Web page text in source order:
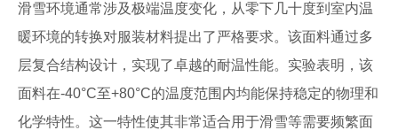
滑雪环境通常涉及极端温度变化，从零下几十度到室内温
暖环境的转换对服装材料提出了严格要求。该面料通过多
层复合结构设计，实现了卓越的耐温性能。实验表明，该
面料在-40°C至+80°C的温度范围内均能保持稳定的物理和
化学特性。这一特性使其非常适合用于滑雪等需要频繁面